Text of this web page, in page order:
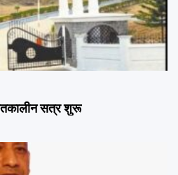
हिमाचल प्रदेश विधानसभा शीतकालीन सत्र शुरू